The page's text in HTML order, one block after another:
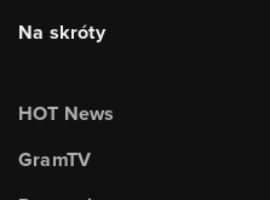
Na skróty
HOT News
GramTV